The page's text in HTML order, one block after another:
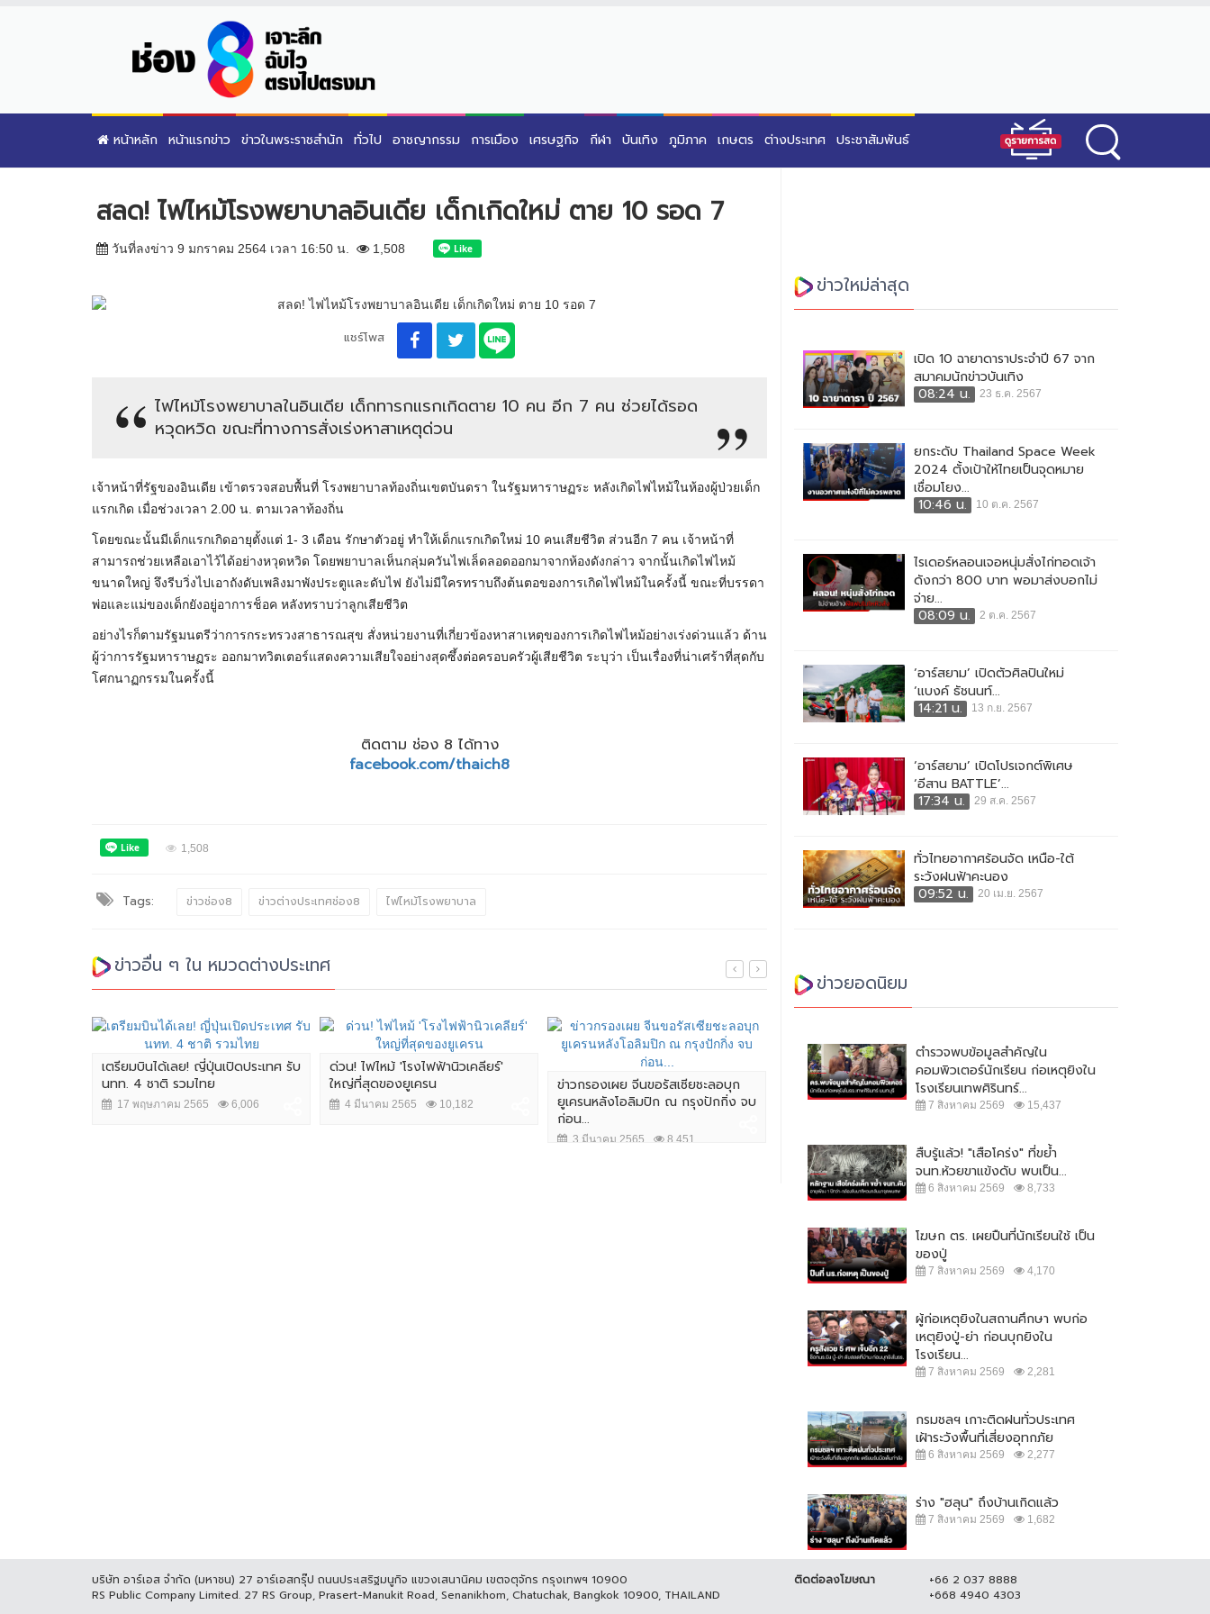
หน้าหลัก หน้าแรกข่าว ข่าวในพระราชสำนัก ทั่วไป อาชญากรรม การเมือง เศรษฐกิจ กีฬา บันเทิง ภูมิภาค เกษตร ต่างประเทศ ประชาสัมพันธ์
สลด! ไฟไหม้โรงพยาบาลอินเดีย เด็กเกิดใหม่ ตาย 10 รอด 7
วันที่ลงข่าว 9 มกราคม 2564 เวลา 16:50 น. 1,508
แชร์โพส
ไฟไหม้โรงพยาบาลในอินเดีย เด็กทารกแรกเกิดตาย 10 คน อีก 7 คน ช่วยได้รอด
หวุดหวิด ขณะที่ทางการสั่งเร่งหาสาเหตุด่วน
เจ้าหน้าที่รัฐของอินเดีย เข้าตรวจสอบพื้นที่ โรงพยาบาลท้องถิ่นเขตบันดรา ในรัฐมหาราษฏระ หลังเกิดไฟไหม้ในห้องผู้ป่วยเด็ก
แรกเกิด เมื่อช่วงเวลา 2.00 น. ตามเวลาท้องถิ่น
โดยขณะนั้นมีเด็กแรกเกิดอายุตั้งแต่ 1- 3 เดือน รักษาตัวอยู่ ทำให้เด็กแรกเกิดใหม่ 10 คนเสียชีวิต ส่วนอีก 7 คน เจ้าหน้าที่
สามารถช่วยเหลือเอาไว้ได้อย่างหวุดหวิด โดยพยาบาลเห็นกลุ่มควันไฟเล็ดลอดออกมาจากห้องดังกล่าว จากนั้นเกิดไฟไหม้
ขนาดใหญ่ จึงรีบวิ่งไปเอาถังดับเพลิงมาพังประตูและดับไฟ ยังไม่มีใครทราบถึงต้นตอของการเกิดไฟไหม้ในครั้งนี้ ขณะที่บรรดา
พ่อและแม่ของเด็กยังอยู่อาการช็อค หลังทราบว่าลูกเสียชีวิต
อย่างไรก็ตามรัฐมนตรีว่าการกระทรวงสาธารณสุข สั่งหน่วยงานที่เกี่ยวข้องหาสาเหตุของการเกิดไฟไหม้อย่างเร่งด่วนแล้ว ด้าน
ผู้ว่าการรัฐมหาราษฏระ ออกมาทวิตเตอร์แสดงความเสียใจอย่างสุดซึ้งต่อครอบครัวผู้เสียชีวิต ระบุว่า เป็นเรื่องที่น่าเศร้าที่สุดกับ
โศกนาฏกรรมในครั้งนี้
ติดตาม ช่อง 8 ได้ทาง
facebook.com/thaich8
1,508
Tags: ข่าวช่อง8 ข่าวต่างประเทศช่อง8 ไฟไหม้โรงพยาบาล
ข่าวอื่น ๆ ใน หมวดต่างประเทศ
เตรียมบินได้เลย! ญี่ปุ่นเปิดประเทศ รับ
นทท. 4 ชาติ รวมไทย
17 พฤษภาคม 2565 6,006
ด่วน! ไฟไหม้ 'โรงไฟฟ้านิวเคลียร์'
ใหญ่ที่สุดของยูเครน
4 มีนาคม 2565 10,182
ข่าวกรองเผย จีนขอรัสเซียชะลอบุก
ยูเครนหลังโอลิมปิก ณ กรุงปักกิ่ง จบ
ก่อน...
3 มีนาคม 2565 8,451
"สเบอร์แบงก์" ธนาคารใหญ่รัสเซีย
ถอนตัวจากตลาดยุโรป
8,399
ไทยเอาด้วย! ลงมติประณาม 'รัสเซีย'
รุกรานยูเครน
3 มีนาคม 2565
ข่าวใหม่ล่าสุด
เปิด 10 ฉายาดาราประจำปี 67 จาก
สมาคมนักข่าวบันเทิง
08:24 น.
23 ธ.ค. 2567
ยกระดับ Thailand Space Week
2024 ตั้งเป้าให้ไทยเป็นจุดหมาย
เชื่อมโยง...
10:46 น.
10 ต.ค. 2567
ไรเดอร์หลอนเจอหนุ่มสั่งไก่ทอดเจ้า
ดังกว่า 800 บาท พอมาส่งบอกไม่
จ่าย...
08:09 น.
2 ต.ค. 2567
‘อาร์สยาม’ เปิดตัวศิลปินใหม่
‘แบงค์ ธัชนนท์...
14:21 น.
13 ก.ย. 2567
‘อาร์สยาม’ เปิดโปรเจกต์พิเศษ
‘อีสาน BATTLE’...
17:34 น.
29 ส.ค. 2567
ทั่วไทยอากาศร้อนจัด เหนือ-ใต้
ระวังฝนฟ้าคะนอง
09:52 น.
20 เม.ย. 2567
ข่าวยอดนิยม
ตำรวจพบข้อมูลสำคัญใน
คอมพิวเตอร์นักเรียน ก่อเหตุยิงใน
โรงเรียนเทพศิรินทร์...
7 สิงหาคม 2569 15,437
สืบรู้แล้ว! "เสือโคร่ง" ที่ขย้ำ
จนท.ห้วยขาแข้งดับ พบเป็น...
6 สิงหาคม 2569 8,733
โฆษก ตร. เผยปืนที่นักเรียนใช้ เป็น
ของปู่
7 สิงหาคม 2569 4,170
ผู้ก่อเหตุยิงในสถานศึกษา พบก่อ
เหตุยิงปู่-ย่า ก่อนบุกยิงใน
โรงเรียน...
7 สิงหาคม 2569 2,281
กรมชลฯ เกาะติดฝนทั่วประเทศ
เฝ้าระวังพื้นที่เสี่ยงอุทกภัย
6 สิงหาคม 2569 2,277
ร่าง "ฮลุน" ถึงบ้านเกิดแล้ว
7 สิงหาคม 2569 1,682
บริษัท อาร์เอส จำกัด (มหาชน) 27 อาร์เอสกรุ๊ป ถนนประเสริฐมนูกิจ แขวงเสนานิคม เขตจตุจักร กรุงเทพฯ 10900
RS Public Company Limited. 27 RS Group, Prasert-Manukit Road, Senanikhom, Chatuchak, Bangkok 10900, THAILAND
ติดต่อลงโฆษณา
+66 2 037 8888
+668 4940 4303